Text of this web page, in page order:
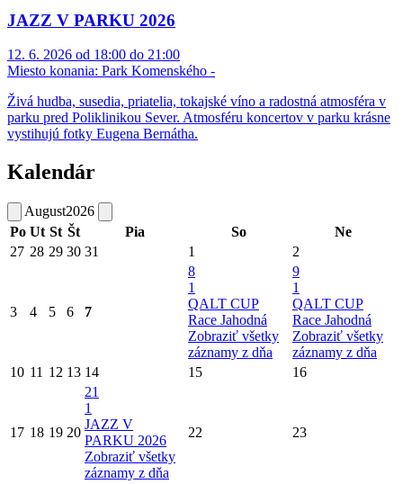
JAZZ V PARKU 2026
12. 6. 2026 od 18:00 do 21:00
Miesto konania: Park Komenského -
Živá hudba, susedia, priatelia, tokajské víno a radostná atmosféra v
parku pred Poliklinikou Sever. Atmosféru koncertov v parku krásne
vystihujú fotky Eugena Bernátha.
Kalendár
August2026
Po Ut St Št Pia So
Ne
27 28 29 30 31 1 2
3 4 5 6 7
8
1
QALT CUP
Race Jahodná
Zobraziť všetky
záznamy z dňa
9
1
QALT CUP
Race Jahodná
Zobraziť všetky
záznamy z dňa
10 11 12 13 14 15 16
17 18 19 20
21
1
JAZZ V
PARKU 2026
Zobraziť všetky
záznamy z dňa
22 23